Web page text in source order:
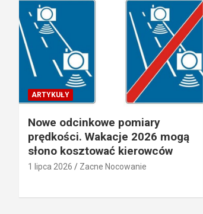
ARTYKUŁY
Nowe odcinkowe pomiary
prędkości. Wakacje 2026 mogą
słono kosztować kierowców
1 lipca 2026 Zacne Nocowanie